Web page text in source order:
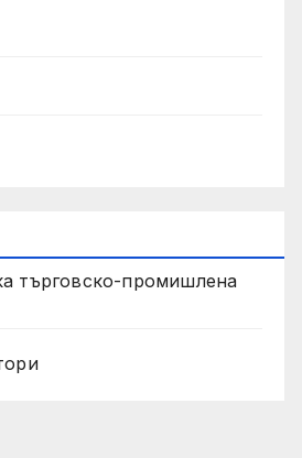
търговско-промишлена